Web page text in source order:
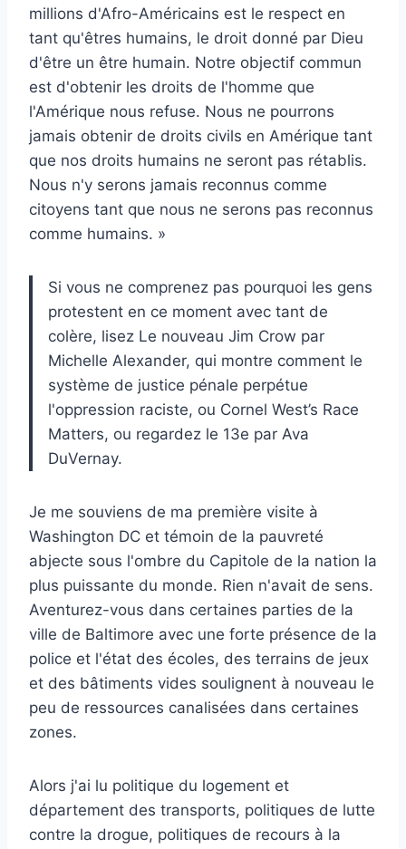
millions d'Afro-Américains est le respect en
tant qu'êtres humains, le droit donné par Dieu
d'être un être humain. Notre objectif commun
est d'obtenir les droits de l'homme que
l'Amérique nous refuse. Nous ne pourrons
jamais obtenir de droits civils en Amérique tant
que nos droits humains ne seront pas rétablis.
Nous n'y serons jamais reconnus comme
citoyens tant que nous ne serons pas reconnus
comme humains. »
Si vous ne comprenez pas pourquoi les gens
protestent en ce moment avec tant de
colère, lisez Le nouveau Jim Crow par
Michelle Alexander, qui montre comment le
système de justice pénale perpétue
l'oppression raciste, ou Cornel West’s Race
Matters, ou regardez le 13e par Ava
DuVernay.
Je me souviens de ma première visite à
Washington DC et témoin de la pauvreté
abjecte sous l'ombre du Capitole de la nation la
plus puissante du monde. Rien n'avait de sens.
Aventurez-vous dans certaines parties de la
ville de Baltimore avec une forte présence de la
police et l'état des écoles, des terrains de jeux
et des bâtiments vides soulignent à nouveau le
peu de ressources canalisées dans certaines
zones.
Alors j'ai lu politique du logement et
département des transports, politiques de lutte
contre la drogue, politiques de recours à la